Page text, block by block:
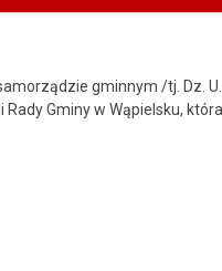
gminnym /tj. Dz.
Gminy w Wąpielsku,